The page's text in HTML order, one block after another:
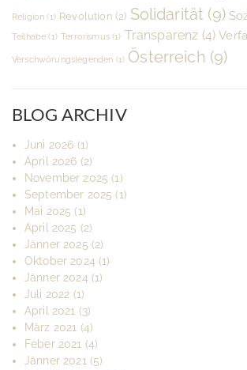
Religion (1) Revolution (2) Solidarität (9)
Teilhabe (1) Terrorismus(1) Transparenz (4)
Verschwörungslegenden (1) Österreich (9)
BLOG ARCHIV
Juni 2026 (1)
April 2026 (2)
November 2025 (1)
September 2025 (1)
Mai 2025 (1)
April 2025 (2)
Jänner 2025 (2)
Oktober 2024 (1)
Jänner 2024 (1)
Juli 2022 (1)
April 2021 (3)
März 2021 (4)
Feber 2021 (4)
Jänner 2021 (5)